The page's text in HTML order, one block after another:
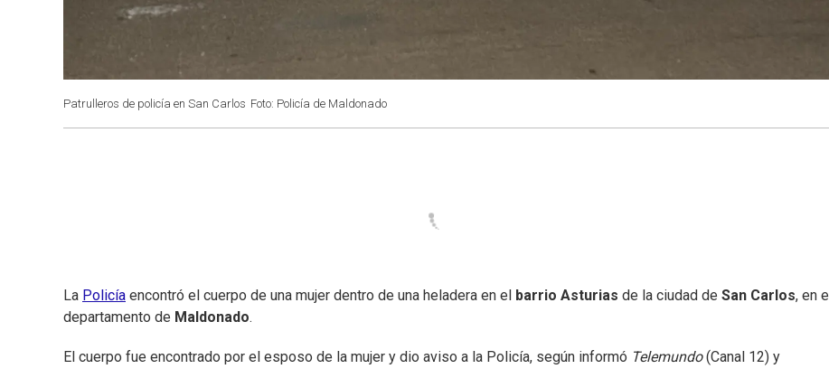
Patrulleros de policía en San Carlos Foto: Policía de Maldonado
La Policía encontró el cuerpo de una mujer dentro de una heladera en el barrio Asturias de la ciudad de San Carlos, en el
departamento de Maldonado.
El cuerpo fue encontrado por el esposo de la mujer y dio aviso a la Policía, según informó Telemundo(Canal 12) y